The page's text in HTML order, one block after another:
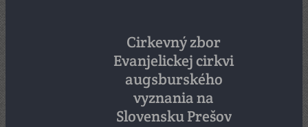
Cirkevný zbor
Evanjelickej cirkvi
augsburského
vyznania na
Slovensku Prešov